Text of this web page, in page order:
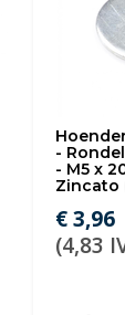
-
- M5 x
Zincato
€ 3,96
(4,83